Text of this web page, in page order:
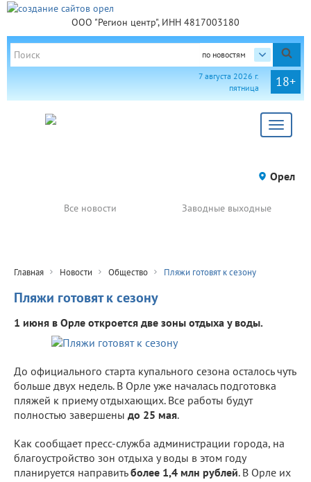
ООО "Регион центр", ИНН 4817003180
по новостям
18+
7 августа 2026 г.
пятница
Toggle
Орел
Все новости Заводные выходные
Главная Новости Общество Пляжи готовят к сезону
Пляжи готовят к сезону
1 июня в Орле откроется две зоны отдыха у воды.
До официального старта купального сезона осталось чуть
больше двух недель. В Орле уже началась подготовка
пляжей к приему отдыхающих. Все работы будут
полностью завершены до 25 мая.
Как сообщает пресс-служба администрации города, на
благоустройство зон отдыха у воды в этом году
планируется направитьболее 1,4 млн рублей. В Орле их